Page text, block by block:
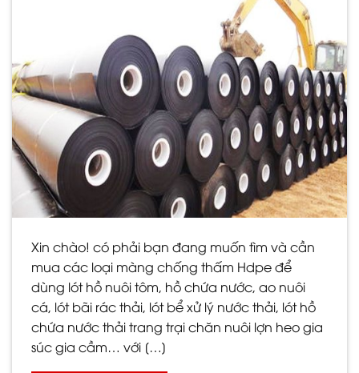
Xin chào! có phải bạn đang muốn tìm và cần
mua các loại màng chống thấm Hdpe để
dùng lót hồ nuôi tôm, hồ chứa nước, ao nuôi
cá, lót bãi rác thải, lót bể xử lý nước thải, lót hồ
chứa nước thải trang trại chăn nuôi lợn heo gia
súc gia cầm… với […]